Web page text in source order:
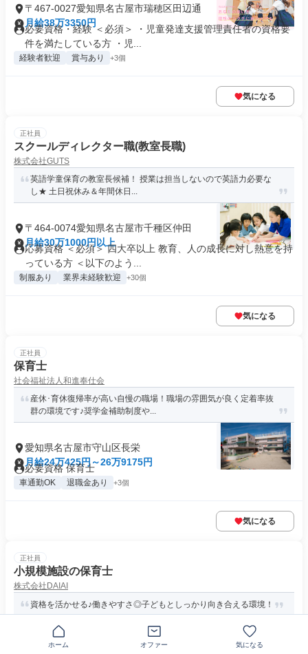
〒467-0027愛知県名古屋市瑞穂区田辺通
月給38万3350円
必要資格・経験 ＜必須＞ ・児童発達支援管理責任者の資格要
件を満たしている方 ・児...
経験者歓迎 賞与あり +3個
気になる
正社員
スクールディレクター職(教室長職)
株式会社GUTS
英語学童保育の教室長候補！ 授業は担当しないので英語力必要な
し★ 土日祝休み＆年間休日...
〒464-0074愛知県名古屋市千種区仲田
月給30万1000円以上
応募資格 ＜必須＞ 四大卒以上 教育、人の成長に対し熱意を持
っている方 ＜以下のよう...
制服あり 業界未経験歓迎 +30個
気になる
正社員
保育士
社会福祉法人和進奉仕会
産休･育休復帰率が高い自慢の職場！職場の雰囲気が良く定着率抜
群の環境です♪奨学金補助制度や...
愛知県名古屋市守山区長栄
月給24万425円～26万9175円
必要資格 保育士
車通勤OK 退職金あり +3個
気になる
正社員
小規模施設の保育士
株式会社DAIAI
資格を活かせる♪働きやすさ◎子どもとしっかり向き合える環境！
〒497-0014愛知県あま市七宝町鷹居
ホーム オファー 気になる